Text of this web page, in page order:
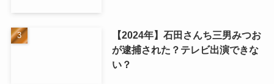
【2024年】石田さんち三男みつお
が逮捕された？テレビ出演できな
い？